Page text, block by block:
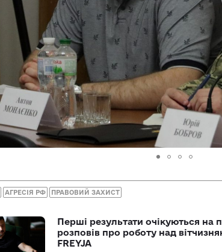
АГРЕСІЯ РФ ПРАВОВИЙ ЗАХИСТ
Перші результати очікуються на
розповів про роботу над
FREYJA